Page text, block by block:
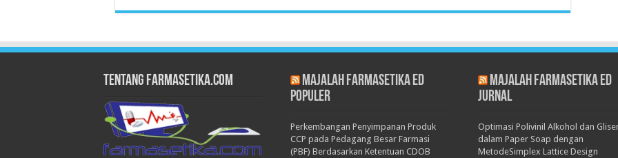
Tentang Farmasetika.com
Majalah Farmasetika Ed
Populer
Perkembangan Penyimpanan Produk
CCP pada Pedagang Besar Farmasi
(PBF) Berdasarkan Ketentuan CDOB
Majalah Farmasetika Ed
Jurnal
Optimasi Polivinil Alkohol dan
dalam Paper Soap dengan
MetodeSimplex Lattice Design